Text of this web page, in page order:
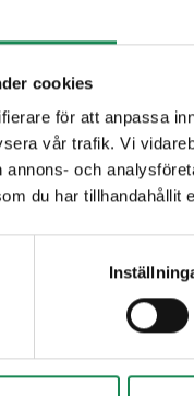
cookies
för att anpassa
vår trafik. Vi
annons- och
du har